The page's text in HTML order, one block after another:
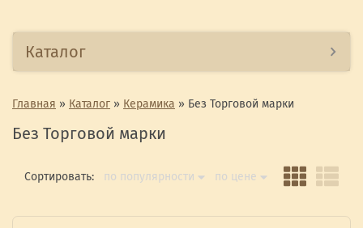
Каталог
Главная » Каталог » Керамика » Без Торговой марки
Без Торговой марки
Сортировать: по популярности по цене